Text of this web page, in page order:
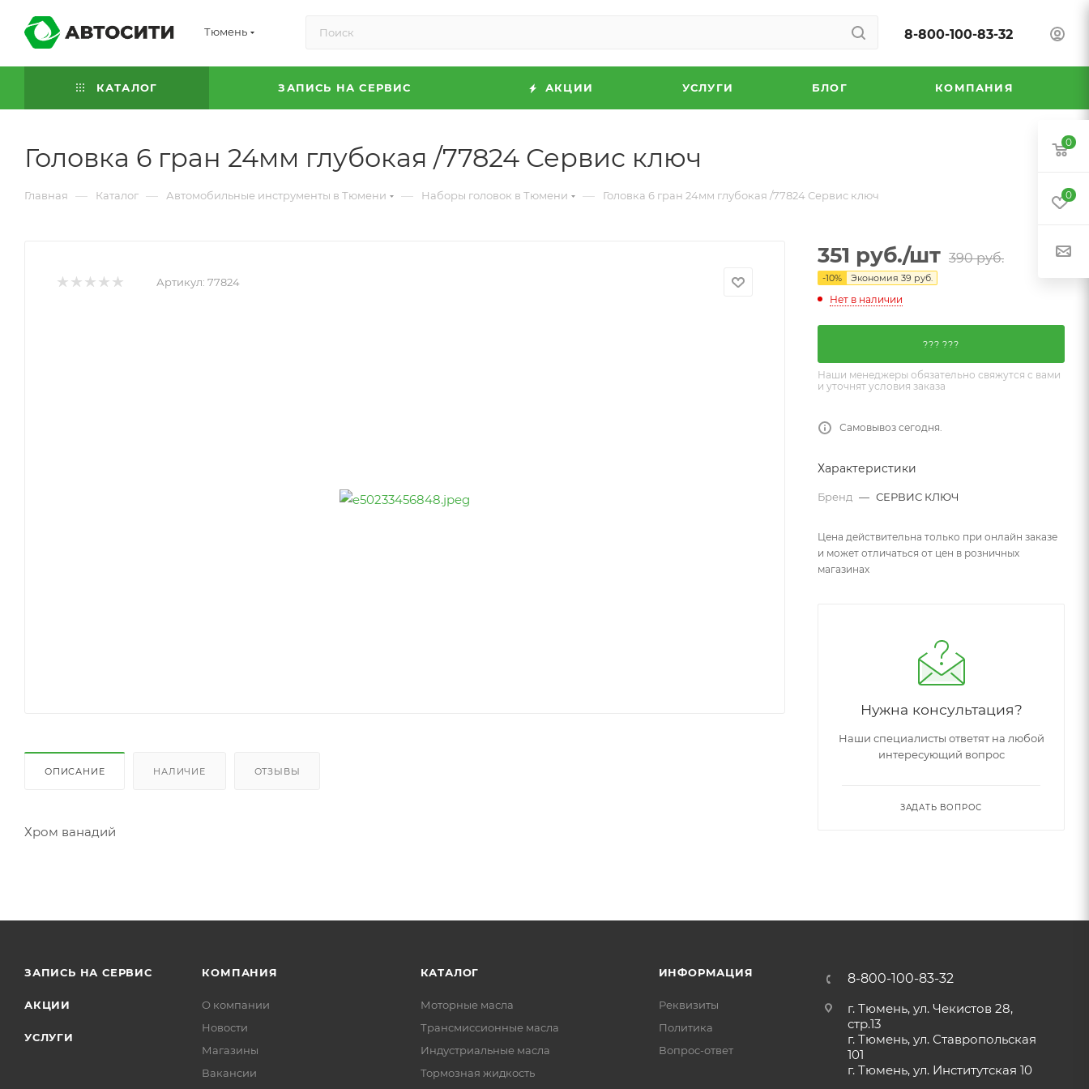
Тюмень 8-800-100-83-32
КАТАЛОГ ЗАПИСЬ НА СЕРВИС АКЦИИ УСЛУГИ БЛОГ КОМПАНИЯ
Головка 6 гран 24мм глубокая /77824 Сервис ключ
Главная — Каталог — Автомобильные инструменты в Тюмени — Наборы головок в Тюмени — Головка 6 гран 24мм глубокая /77824 Сервис ключ
Артикул: 77824
ОПИСАНИЕ НАЛИЧИЕ ОТЗЫВЫ
Хром ванадий
351 руб./шт 390руб.
-10% Экономия 39 руб.
Нет в наличии
??? ???
Наши менеджеры обязательно свяжутся с вами
и уточнят условия заказа
Самовывоз сегодня.
Характеристики
Бренд — СЕРВИС КЛЮЧ
Цена действительна только при онлайн заказе
и может отличаться от цен в розничных
магазинах
Нужна консультация?
Наши специалисты ответят на любой
интересующий вопрос
ЗАДАТЬ ВОПРОС
ЗАПИСЬ НА СЕРВИС
АКЦИИ
УСЛУГИ
КОМПАНИЯ
О компании
Новости
Магазины
Вакансии
КАТАЛОГ
Моторные масла
Трансмиссионные масла
Индустриальные масла
Тормозная жидкость
ИНФОРМАЦИЯ
Реквизиты
Политика
Вопрос-ответ
8-800-100-83-32
г. Тюмень, ул. Чекистов 28,
стр.13
г. Тюмень, ул. Ставропольская
101
г. Тюмень, ул. Институтская 10
0
0